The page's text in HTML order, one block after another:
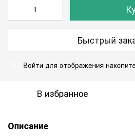
Быстрый
Войти для отображения
В избранное
Описание